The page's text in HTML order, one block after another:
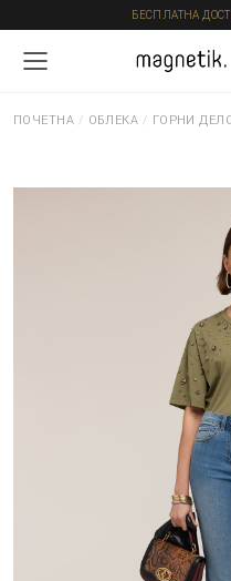
БЕСПЛАТНА
ПОЧЕТНА / ОБЛЕКА / ГОРНИ